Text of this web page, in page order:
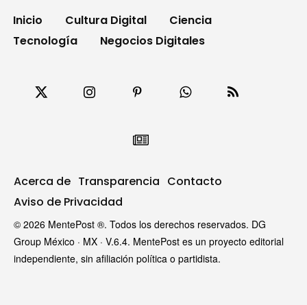
Inicio Cultura Digital
Ciencia
Tecnología
Negocios Digitales
Acerca de Transparencia Contacto
Aviso de Privacidad
© 2026 MentePost ®. Todos los derechos reservados. DG
Group México · MX · V.6.4. MentePost es un proyecto editorial
independiente, sin afiliación política o partidista.